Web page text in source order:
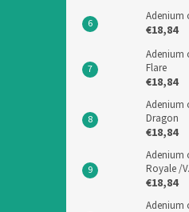
Adenium
€18,84
Adenium
Flare
€18,84
Adenium
Dragon
€18,84
Adenium
Royale /
€18,84
Adenium